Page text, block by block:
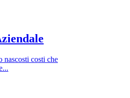
nascosti costi che